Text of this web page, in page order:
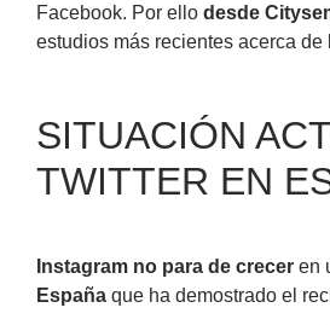
Facebook. Por ello desde
estudios más recientes acerca
SITUACIÓN
TWITTER EN
Instagram no para de crecer en
España que ha demostrado el